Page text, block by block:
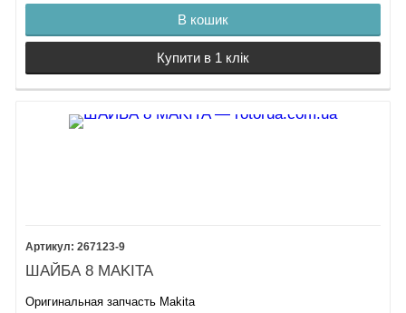
В кошик
Купити в 1 клік
267123-9
ШАЙБА 8 MAKITA
Оригинальная запчасть Makita